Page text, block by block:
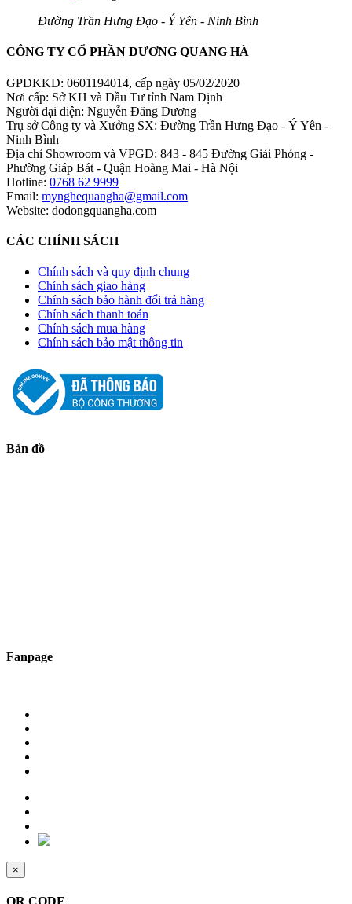
Đường Trần Hưng Đạo - Ý Yên - Ninh Bình
CÔNG TY CỔ PHẦN DƯƠNG QUANG HÀ
GPĐKKD: 0601194014, cấp ngày 05/02/2020
Nơi cấp: Sở KH và Đầu Tư tỉnh Nam Định
Người đại diện: Nguyễn Đăng Dương
Trụ sở Công ty và Xưởng SX: Đường Trần Hưng Đạo - Ý Yên -
Ninh Bình
Địa chỉ Showroom và VPGD: 843 - 845 Đường Giải Phóng -
Phường Giáp Bát - Quận Hoàng Mai - Hà Nội
Hotline: 0768 62 9999
Email: mynghequangha@gmail.com
Website: dodongquangha.com
CÁC CHÍNH SÁCH
Chính sách và quy định chung
Chính sách giao hàng
Chính sách bảo hành đổi trả hàng
Chính sách thanh toán
Chính sách mua hàng
Chính sách bảo mật thông tin
Bản đồ
Fanpage
×